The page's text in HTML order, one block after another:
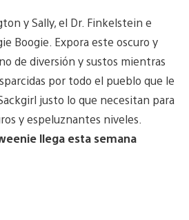
y Sally, el Dr. Finkelstein e
Boogie. Expora este oscuro y
de diversión y sustos mientras
por todo el pueblo que le
justo lo que necesitan para
y espeluznantes niveles.
llega esta semana